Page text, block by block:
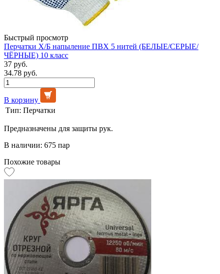
Быстрый просмотр
Перчатки Х/Б напыление ПВХ 5 нитей (БЕЛЫЕ/СЕРЫЕ/
ЧЁРНЫЕ) 10 класс
37 руб.
34.78 руб.
В корзину
Тип: Перчатки
Предназначены для защиты рук.
В наличии: 675 пар
Похожие товары